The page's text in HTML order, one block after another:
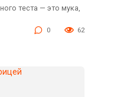
теста — это мука,
0 62